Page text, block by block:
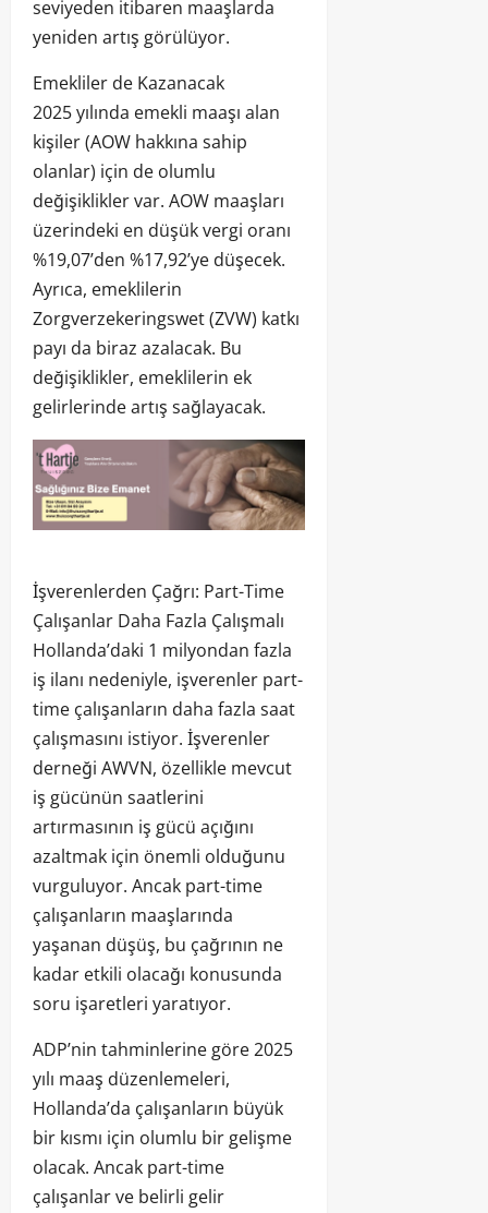
seviyeden itibaren maaşlarda
yeniden artış görülüyor.
Emekliler de Kazanacak
2025 yılında emekli maaşı alan
kişiler (AOW hakkına sahip
olanlar) için de olumlu
değişiklikler var. AOW maaşları
üzerindeki en düşük vergi oranı
%19,07’den %17,92’ye düşecek.
Ayrıca, emeklilerin
Zorgverzekeringswet (ZVW) katkı
payı da biraz azalacak. Bu
değişiklikler, emeklilerin ek
gelirlerinde artış sağlayacak.
İşverenlerden Çağrı: Part-Time
Çalışanlar Daha Fazla Çalışmalı
Hollanda’daki 1 milyondan fazla
iş ilanı nedeniyle, işverenler part-
time çalışanların daha fazla saat
çalışmasını istiyor. İşverenler
derneği AWVN, özellikle mevcut
iş gücünün saatlerini
artırmasının iş gücü açığını
azaltmak için önemli olduğunu
vurguluyor. Ancak part-time
çalışanların maaşlarında
yaşanan düşüş, bu çağrının ne
kadar etkili olacağı konusunda
soru işaretleri yaratıyor.
ADP’nin tahminlerine göre 2025
yılı maaş düzenlemeleri,
Hollanda’da çalışanların büyük
bir kısmı için olumlu bir gelişme
olacak. Ancak part-time
çalışanlar ve belirli gelir